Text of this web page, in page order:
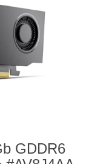
GDDR6